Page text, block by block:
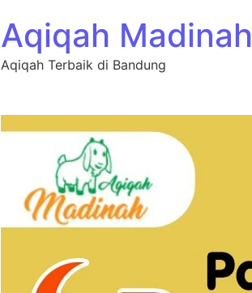
Aqiqah Madinah
Aqiqah Terbaik di Bandung